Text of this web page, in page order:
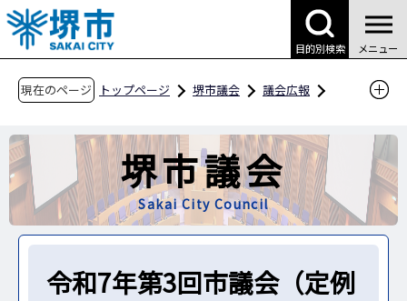
こ
の
ペ
の
先
頭
で
す
目的別検索 メニュー
現在のページ トップページ 堺市議会
議会広報
令和7年第3回市議会（定例会）
堺市議会
Sakai City Council
令和7年第3回市議会（定例